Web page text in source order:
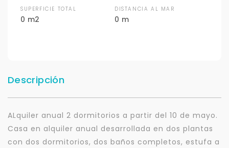
SUPERFICIE TOTAL
0 m2
DISTANCIA AL MAR
0 m
Descripción
ALquiler anual 2 dormitorios a partir del 10 de mayo.
Casa en alquiler anual desarrollada en dos plantas
con dos dormitorios, dos baños completos, estufa a